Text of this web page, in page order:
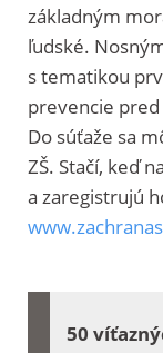
základným
ľudské.
s tematikou
prevencie
Do súťaže sa
ZŠ. Stačí, keď
a zaregistrujú
50